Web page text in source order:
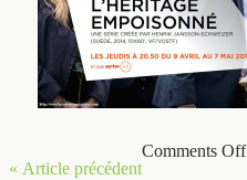
« Article précédent
Comments Off